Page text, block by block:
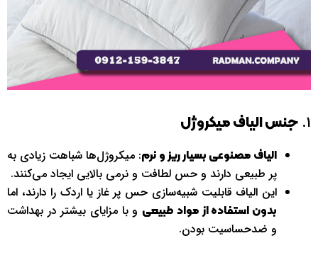
1. جنس الیاف میکروژل
الیاف مصنوعی بسیار ریز و نرم: میکروژل‌ها شباهت زیادی به
پر طبیعی دارند و حس لطافت و نرمی بالایی ایجاد می‌کنند.
این الیاف قابلیت شبیه‌سازی حس پر غاز یا اردک را دارند، اما
بدون استفاده از مواد طبیعی و با مزایای بیشتر در بهداشت
و ضدحساسیت بودن.